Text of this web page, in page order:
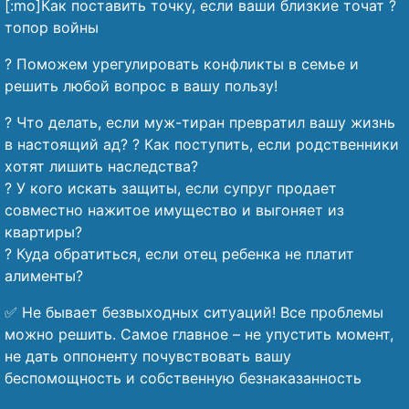
[:mo]Как поставить точку, если ваши близкие точат ?
топор войны
? Поможем урегулировать конфликты в семье и
решить любой вопрос в вашу пользу!
? Что делать, если муж-тиран превратил вашу жизнь
в настоящий ад? ?️ Как поступить, если родственники
хотят лишить наследства?
?️ У кого искать защиты, если супруг продает
совместно нажитое имущество и выгоняет из
квартиры?
? Куда обратиться, если отец ребенка не платит
алименты?
✅ Не бывает безвыходных ситуаций! Все проблемы
можно решить. Самое главное – не упустить момент,
не дать оппоненту почувствовать вашу
беспомощность и собственную безнаказанность